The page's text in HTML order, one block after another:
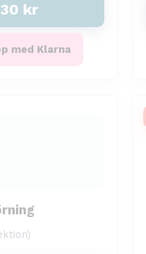
kr
med Klarna